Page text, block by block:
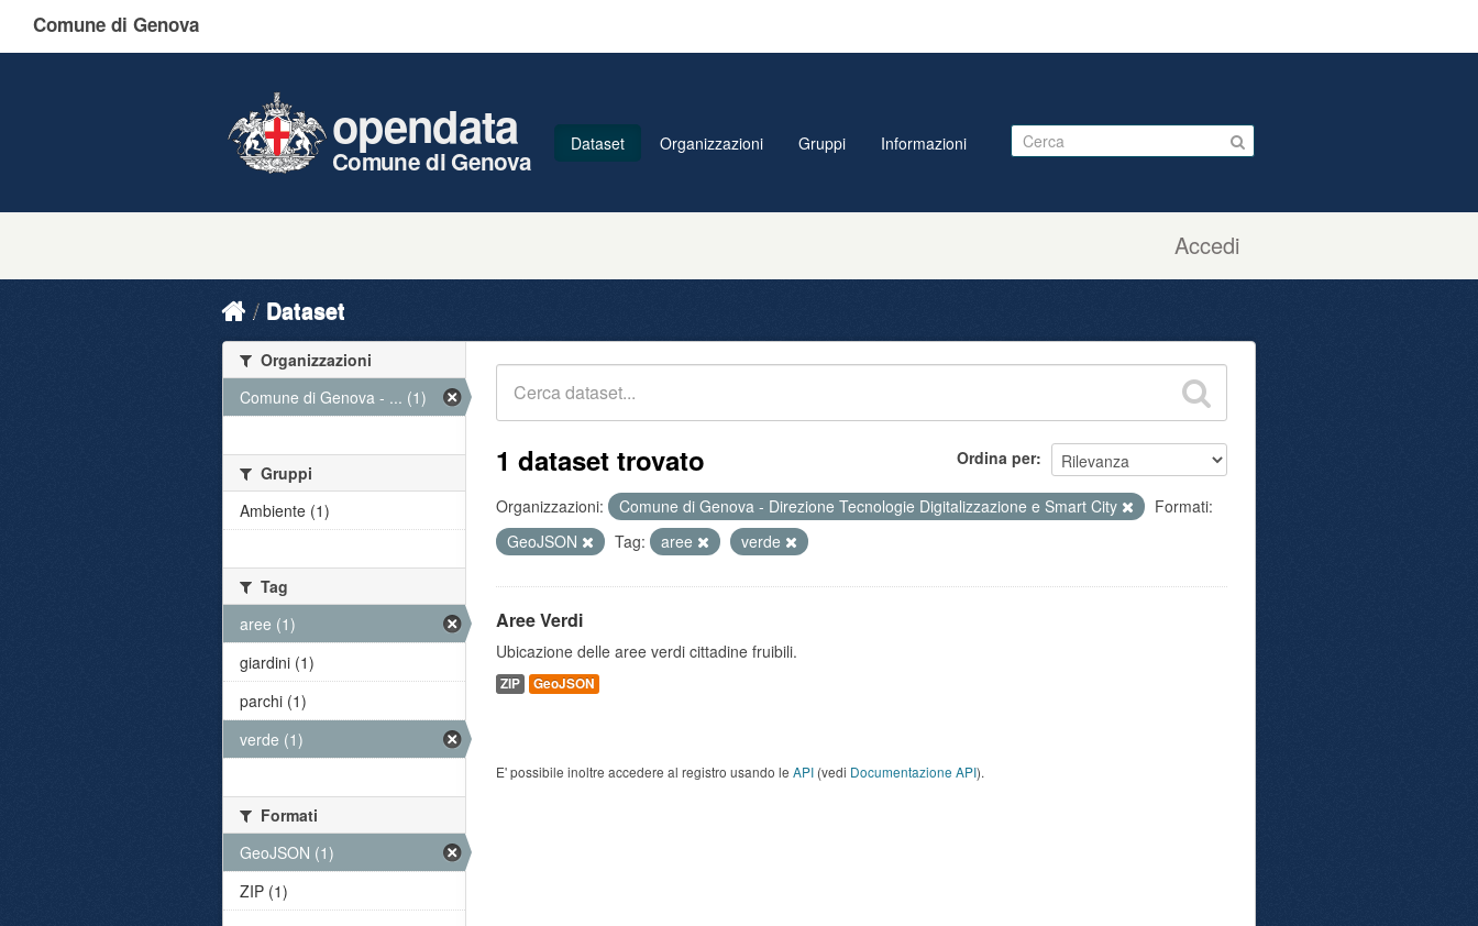
Comune di Genova
Accedi
opendata
Comune di Genova
Dataset Organizzazioni Gruppi Informazioni
Dataset
Ordina per
1 dataset trovato
Organizzazioni: Comune di Genova - Direzione Tecnologie Digitalizzazione e Smart City
Formati:
GeoJSON
Tag: aree verde
Aree Verdi
Ubicazione delle aree verdi cittadine fruibili.
ZIP GeoJSON
E' possibile inoltre accedere al registro usando le API (vedi Documentazione API).
Organizzazioni
Comune di Genova - ... (1)
Gruppi
Ambiente (1)
Tag
aree (1)
giardini (1)
parchi (1)
verde (1)
Formati
GeoJSON (1)
ZIP (1)